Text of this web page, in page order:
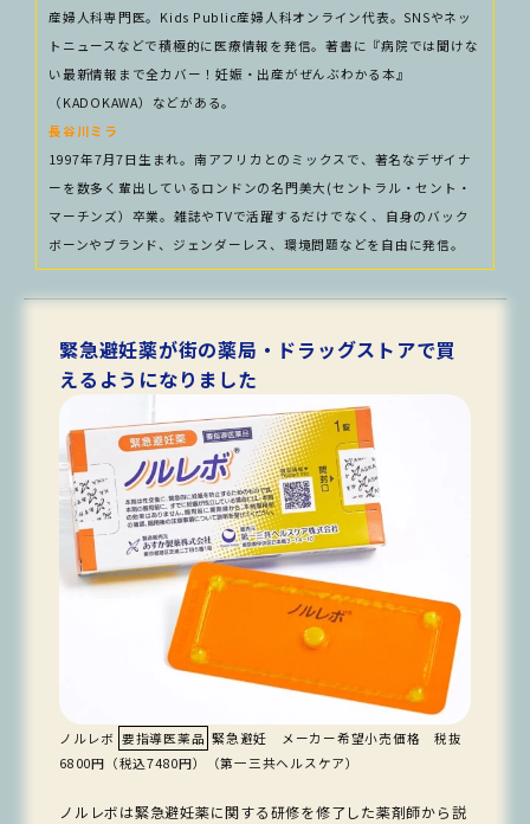
産婦人科専門医。Kids Public産婦人科オンライン代表。SNSやネッ
トニュースなどで積極的に医療情報を発信。著書に『病院では聞けな
い最新情報まで全カバー！妊娠・出産がぜんぶわかる本』
（KADOKAWA）などがある。
長谷川ミラ
1997年7月7日生まれ。南アフリカとのミックスで、著名なデザイナ
ーを数多く輩出しているロンドンの名門美大(セントラル・セント・
マーチンズ）卒業。雑誌やTVで活躍するだけでなく、自身のバック
ボーンやブランド、ジェンダーレス、環境問題などを自由に発信。
緊急避妊薬が街の薬局・ドラッグストアで買
えるようになりました
ノルレボ 要指導医薬品 緊急避妊 メーカー希望小売価格 税抜
6800円（税込7480円）（第一三共ヘルスケア）
ノルレボは緊急避妊薬に関する研修を修了した薬剤師から説